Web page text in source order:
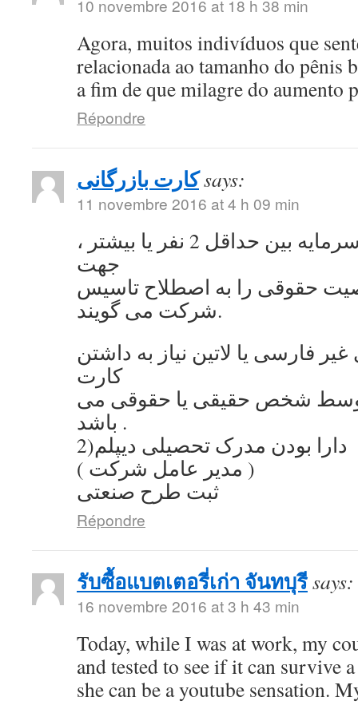
10 novembre 2016 at 18 h 38 min
Agora, muitos indivíduos que
relacionada ao tamanho do pênis
a fim de que milagre do aumento
Répondre
کارت بازرگانیsays:
11 novembre 2016 at 4 h 09 min
به اشتراک گذاشتن سرمایه بین حداقل 2 نفر یا بیشتر ،
جهت
حقوقی را به اصطلاح تاسیس
شرکت می گویند.
فارسی یا لاتین نیاز به داشتن
کارت
توسط شخص حقیقی یا حقوقی می
باشد .
2)دارا بودن مدرک تحصیلی دیپلم
( مدیر عامل شرکت )
ثبت طرح صنعتی
Répondre
รับซื้อแบตเตอรี่เก่า จันทบุรีsays:
16 novembre 2016 at 3 h 43 min
Today, while I was at work, my
and tested to see if it can survive
she can be a youtube sensation.